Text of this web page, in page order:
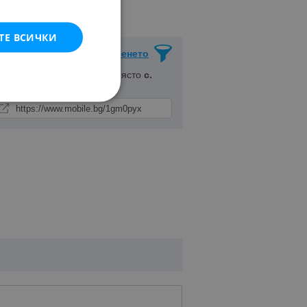
Запази Търсенето
, Населено място с.
ВСИЧКИ